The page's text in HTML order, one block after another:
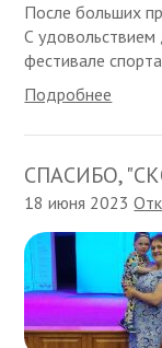
После больших
С
фестивале
Подробнее
СПАСИБО,
18 июня 2023